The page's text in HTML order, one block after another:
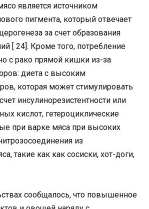
является источником
пигмента, который отвечает
за счет образования
[ 24]. Кроме того, потребление
с рако прямой кишки из-за
диета с высоким
которая может стимулировать
инсулинорезистентности или
кислот, гетероциклические
при варке мяса при высоких
из
такие как как сосиски, хот-доги,
сообщалось, что повышенное